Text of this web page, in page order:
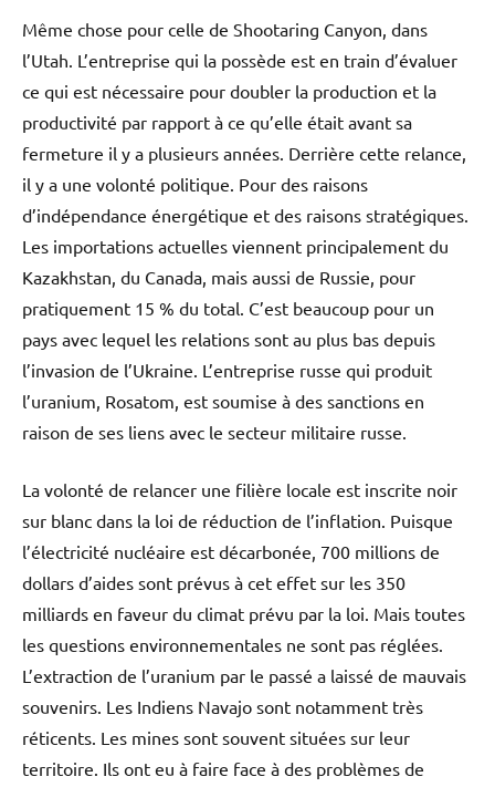
Même chose pour celle de Shootaring Canyon, dans
l’Utah. L’entreprise qui la possède est en train d’évaluer
ce qui est nécessaire pour doubler la production et la
productivité par rapport à ce qu’elle était avant sa
fermeture il y a plusieurs années. Derrière cette relance,
il y a une volonté politique. Pour des raisons
d’indépendance énergétique et des raisons stratégiques.
Les importations actuelles viennent principalement du
Kazakhstan, du Canada, mais aussi de Russie, pour
pratiquement 15 % du total. C’est beaucoup pour un
pays avec lequel les relations sont au plus bas depuis
l’invasion de l’Ukraine. L’entreprise russe qui produit
l’uranium, Rosatom, est soumise à des sanctions en
raison de ses liens avec le secteur militaire russe.
La volonté de relancer une filière locale est inscrite noir
sur blanc dans la loi de réduction de l’inflation. Puisque
l’électricité nucléaire est décarbonée, 700 millions de
dollars d’aides sont prévus à cet effet sur les 350
milliards en faveur du climat prévu par la loi. Mais toutes
les questions environnementales ne sont pas réglées.
L’extraction de l’uranium par le passé a laissé de mauvais
souvenirs. Les Indiens Navajo sont notamment très
réticents. Les mines sont souvent situées sur leur
territoire. Ils ont eu à faire face à des problèmes de